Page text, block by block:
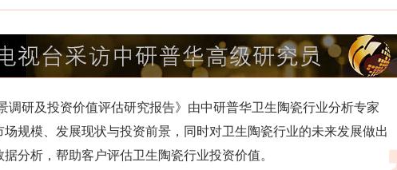
调研及投资价值评估研究报告》由中研普华卫生陶瓷行业分析专家
规模、发展现状与投资前景，同时对卫生陶瓷行业的未来发展做出
分析，帮助客户评估卫生陶瓷行业投资价值。